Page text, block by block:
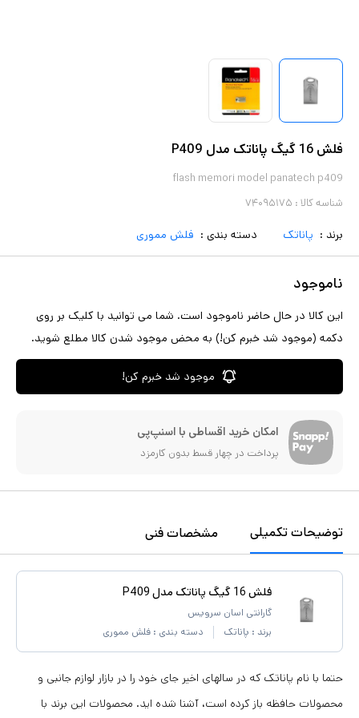
فلش 16 گیگ پاناتک مدل P409
flash memori model panatech p409
شناسه کالا : ۷۴۰۹۵۱۷۵
برند : پاناتک دسته بندی : فلش مموری
ناموجود
این کالا در حال حاضر ناموجود است. شما می توانید با کلیک بر روی
دکمه (موجود شد خبرم کن!) به محض موجود شدن کالا مطلع شوید.
موجود شد خبرم کن!
امکان خرید اقساطی با اسنپ‌پی
پرداخت در چهار قسط بدون کارمزد
توضیحات تکمیلی مشخصات فنی
فلش 16 گیگ پاناتک مدل P409
گارانتی اسان سرویس
برند : پاناتک دسته بندی : فلش مموری
حتما با نام پاناتک که در سالهای اخیر جای خود را در بازار لوازم جانبی و
محصولات حافظه باز کرده است، آشنا شده اید. محصولات این برند با